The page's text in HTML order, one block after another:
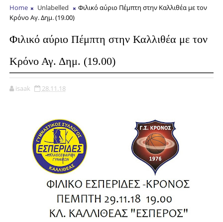
Home Unlabelled
Φιλικό αύριο Πέμπτη στην Καλλιθέα με τον
Κρόνο Αγ. Δημ. (19.00)
Φιλικό αύριο Πέμπτη στην Καλλιθέα με τον
Κρόνο Αγ. Δημ. (19.00)
isaak 28.11.18